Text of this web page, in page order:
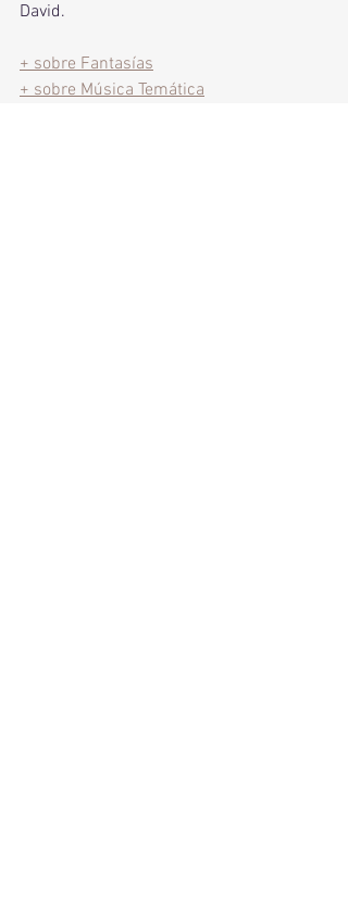
David.
+ sobre Fantasías
+ sobre Música Temática